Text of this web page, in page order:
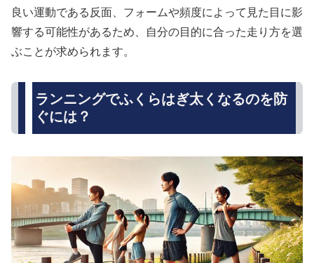
良い運動である反面、フォームや頻度によって見た目に影
響する可能性があるため、自分の目的に合った走り方を選
ぶことが求められます。
ランニングでふくらはぎ太くなるのを防
ぐには？